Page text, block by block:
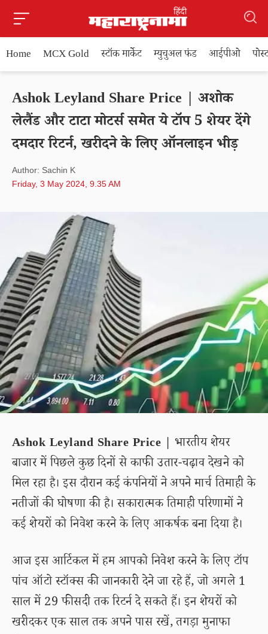
Home MCX Gold स्टॉक मार्केट म्युचुअल फंड आईपीओ
Ashok Leyland Share Price | अशोक
लेलैंड और टाटा मोटर्स समेत ये टॉप 5 शेयर देंगे
दमदार रिटर्न, खरीदने के लिए ऑनलाइन भीड़
Author: Sachin K
Friday, 3 May 2024, 9.35 AM
Ashok Leyland Share Price | भारतीय शेयर
बाजार में पिछले कुछ दिनों से काफी उतार-चढ़ाव देखने को
मिल रहा है। इस दौरान कई कंपनियों ने अपने मार्च तिमाही के
नतीजों की घोषणा की है। सकारात्मक तिमाही परिणामों ने
कई शेयरों को निवेश करने के लिए आकर्षक बना दिया है।
आज इस आर्टिकल में हम आपको निवेश करने के लिए टॉप
पांच ऑटो स्टॉक्स की जानकारी देने जा रहे हैं, जो अगले 1
साल में 29 फीसदी तक रिटर्न दे सकते हैं। इन शेयरों को
खरीदकर एक साल तक अपने पास रखें, तगड़ा मुनाफा